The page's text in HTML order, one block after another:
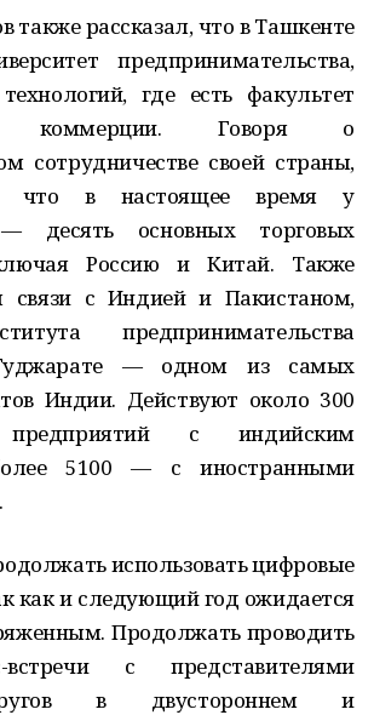
также рассказал, что в Ташкенте
предпринимательства,
где есть факультет
коммерции. Говоря о
сотрудничестве своей страны,
что в настоящее время у
— десять основных торговых
Россию и Китай. Также
связи с Индией и Пакистаном,
предпринимательства
— одном из самых
Индии. Действуют около 300
предприятий с индийским
5100 — с иностранными
использовать цифровые
как и следующий год ожидается
Продолжать проводить
встречи с представителями
в двустороннем и